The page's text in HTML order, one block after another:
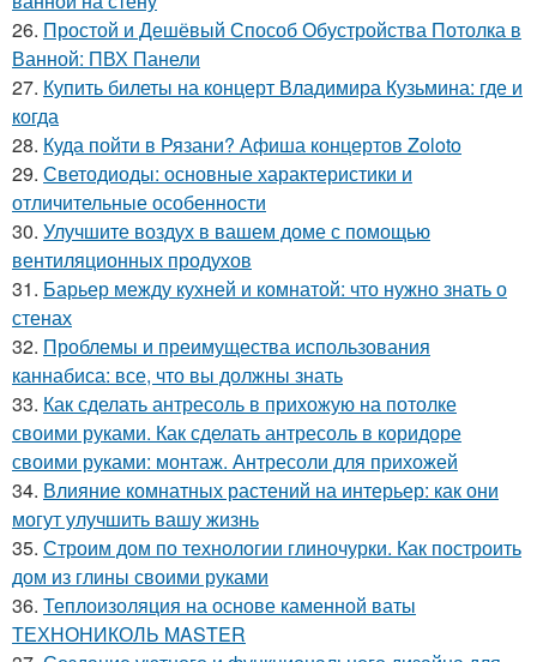
26. Простой и Дешёвый Способ Обустройства Потолка в
Ванной: ПВХ Панели
27. Купить билеты на концерт Владимира Кузьмина: где и
когда
28. Куда пойти в Рязани? Афиша концертов Zoloto
29. Светодиоды: основные характеристики и
отличительные особенности
30. Улучшите воздух в вашем доме с помощью
вентиляционных продухов
31. Барьер между кухней и комнатой: что нужно знать о
стенах
32. Проблемы и преимущества использования
каннабиса: все, что вы должны знать
33. Как сделать антресоль в прихожую на потолке
своими руками. Как сделать антресоль в коридоре
своими руками: монтаж. Антресоли для прихожей
34. Влияние комнатных растений на интерьер: как они
могут улучшить вашу жизнь
35. Строим дом по технологии глиночурки. Как построить
дом из глины своими руками
36. Теплоизоляция на основе каменной ваты
ТЕХНОНИКОЛЬ MASTER